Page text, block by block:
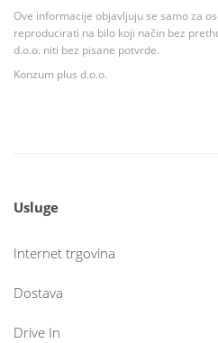
Ove informacije objavljuju se samo za
reproducirati na bilo koji način bez
d.o.o. niti bez pisane potvrde.
Konzum plus d.o.o.
Usluge
Internet trgovina
Dostava
Drive In